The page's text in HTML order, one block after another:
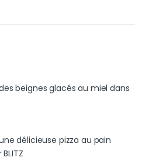
beignes glacés au miel dans
délicieuse pizza au pain